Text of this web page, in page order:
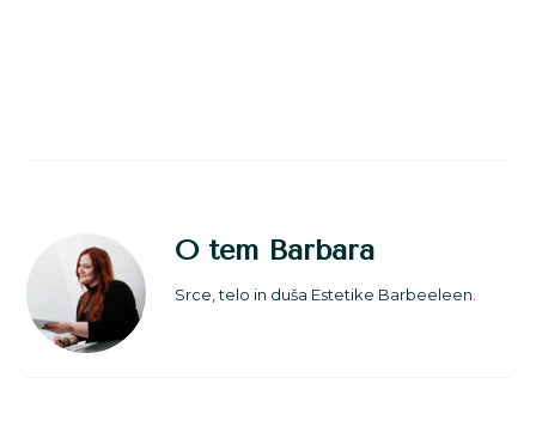
O tem Barbara
Srce, telo in duša Estetike Barbeeleen.